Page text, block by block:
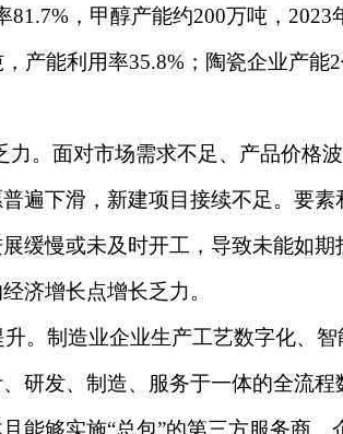
81.7%，甲醇产能约200万吨，
产能利用率35.8%；陶瓷企业产能
面对市场需求不足、产品价格
遍下滑，新建项目接续不足。要
缓慢或未及时开工，导致未能如
济增长点增长乏力。
制造业企业生产工艺数字化、智
研发、制造、服务于一体的全流
能够实施“总包”的第三方服务商